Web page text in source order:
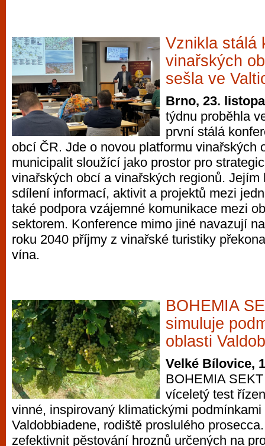
Vznikla stálá
vinařských
sešla ve
Brno, 23.
týdnu proběhla
první stálá
obcí ČR. Jde o novou platformu vinařských
municipalit sloužící jako prostor pro
vinařských obcí a vinařských regionů.
sdílení informací, aktivit a projektů mezi
také podpora vzájemné komunikace mezi
sektorem. Konference mimo jiné navazují
roku 2040 příjmy z vinařské turistiky
vína.
BOHEMIA
simuluje
oblasti
Velké Bílovice,
BOHEMIA
víceletý test
vinné, inspirovaný klimatickými
Valdobbiadene, rodiště proslulého
zefektivnit pěstování hroznů určených na